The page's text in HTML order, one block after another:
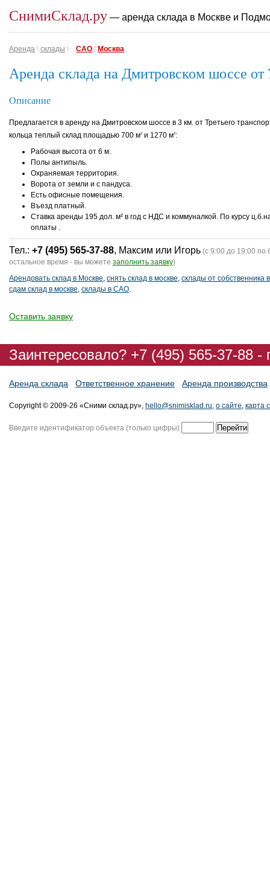
СнимиСклад.ру — аренда склада в Москве и
Аренда \ склады \ САО Москва
Аренда склада на Дмитровском шоссе от
Описание
Предлагается в аренду на Дмитровском шоссе в 3 км. от Третьего
кольца теплый склад площадью 700 м2 и 1270 м2:
Рабочая высота от 6 м.
Полы антипыль.
Охраняемая территория.
Ворота от земли и с пандуса.
Есть офисные помещения.
Въезд платный.
Ставка аренды 195 дол. м² в год с НДС и коммуналкой. По курсу
оплаты .
Тел.: +7 (495) 565-37-88, Максим или Игорь (с 9:00 до 19:00 по
остальное время - вы можете заполнить заявку)
Арендовать склад в Москве, снять склад в москве, склады от собственника
сдам склад в москве, склады в САО.
Оставить заявку
Заинтересовало? +7 (495) 565-37-88
Аренда склада Ответственное хранение Аренда производства
Copyright © 2009-26 «Сними склад.ру», hello@snimisklad.ru, о сайте, карта
Введите идентификатор объекта (только цифры)